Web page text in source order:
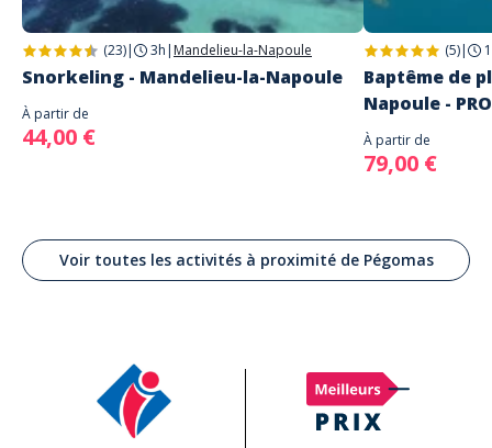
(23)| 3h | Mandelieu-la-Napoule
Snorkeling - Mandelieu-la-Napoule
À partir de
44,00 €
(5)|
Baptême de
Napoule -
À partir de
79,00 €
Voir toutes les activités à proximité de Pégomas